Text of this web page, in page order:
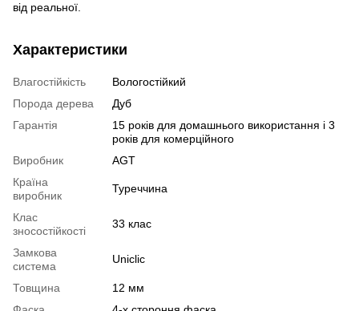
від реальної.
Характеристики
Влагостійкість
Вологостійкий
Порода дерева
Дуб
Гарантія
15 років для домашнього використання і 3
років для комерційного
Виробник
AGT
Країна
виробник
Туреччина
Клас
зносостійкості
33 клас
Замкова
система
Uniclic
Товщина
12 мм